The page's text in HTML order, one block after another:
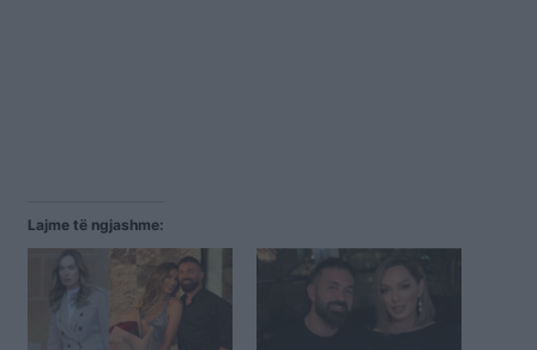
Lajme të ngjashme: